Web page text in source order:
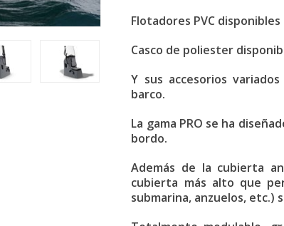
Flotadores PVC disponibles
Casco de poliester
Y sus accesorios
barco.
La gama PRO se ha
bordo.
Además de la cubierta
cubierta más alto que
submarina, anzuelos,